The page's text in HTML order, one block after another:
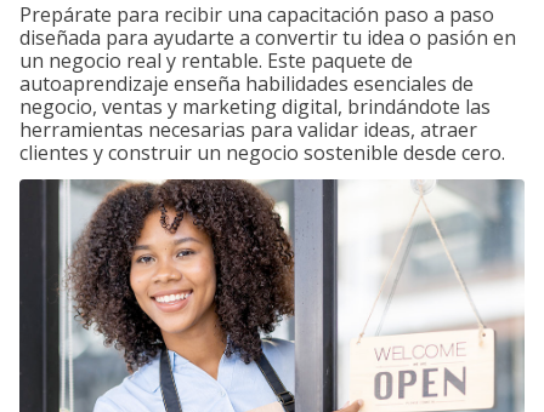
Prepárate para recibir una capacitación paso a paso
diseñada para ayudarte a convertir tu idea o pasión en
un negocio real y rentable. Este paquete de
autoaprendizaje enseña habilidades esenciales de
negocio, ventas y marketing digital, brindándote las
herramientas necesarias para validar ideas, atraer
clientes y construir un negocio sostenible desde cero.